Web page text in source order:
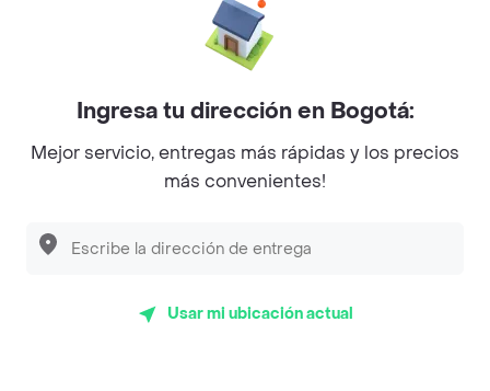
Myriam Camhi Co
Magnifique
Empanaditas de Pipian - Empanadas
Desayunadero de la 42
Sopitas y Frijoladas
Ingresa tu dirección en Bogotá:
Mejor servicio, entregas más rápidas y los precios
más convenientes!
Usar mi ubicación actual